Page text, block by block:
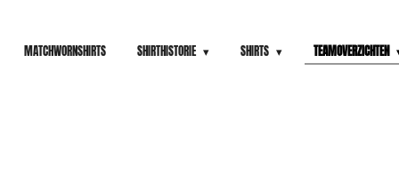
MATCHWORNSHIRTS SHIRTHISTORIE SHIRTS TEAMOVERZICHTEN